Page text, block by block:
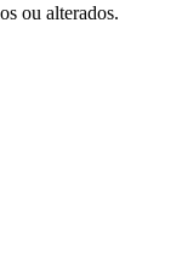
ou alterados.